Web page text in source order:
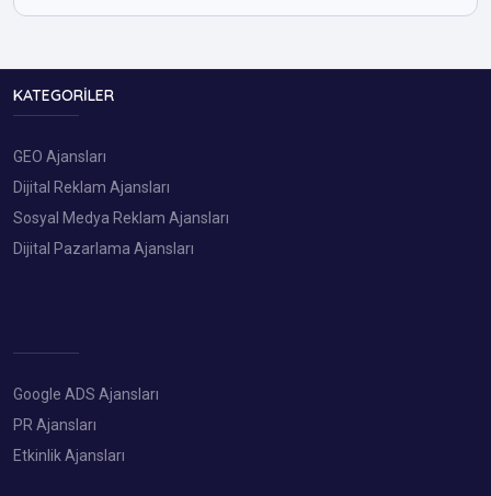
KATEGORILER
GEO Ajansları
Dijital Reklam Ajansları
Sosyal Medya Reklam Ajansları
Dijital Pazarlama Ajansları
Google ADS Ajansları
PR Ajansları
Etkinlik Ajansları